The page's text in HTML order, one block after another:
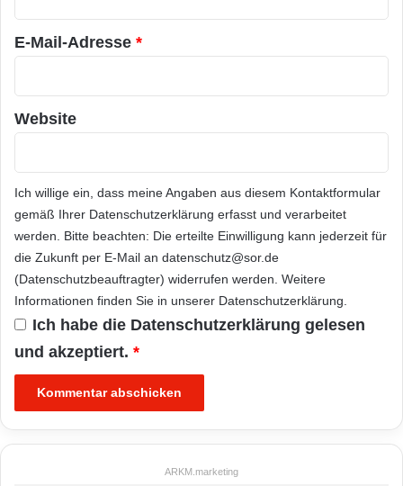
*
E-Mail-Adresse *
Website
Ich willige ein, dass meine Angaben aus diesem Kontaktformular
gemäß Ihrer Datenschutzerklärung erfasst und verarbeitet
werden. Bitte beachten: Die erteilte Einwilligung kann jederzeit für
die Zukunft per E-Mail an datenschutz@sor.de
(Datenschutzbeauftragter) widerrufen werden. Weitere
Informationen finden Sie in unserer Datenschutzerklärung
Ich habe die Datenschutzerklärung gelesen
und akzeptiert. *
ARKM.marketing